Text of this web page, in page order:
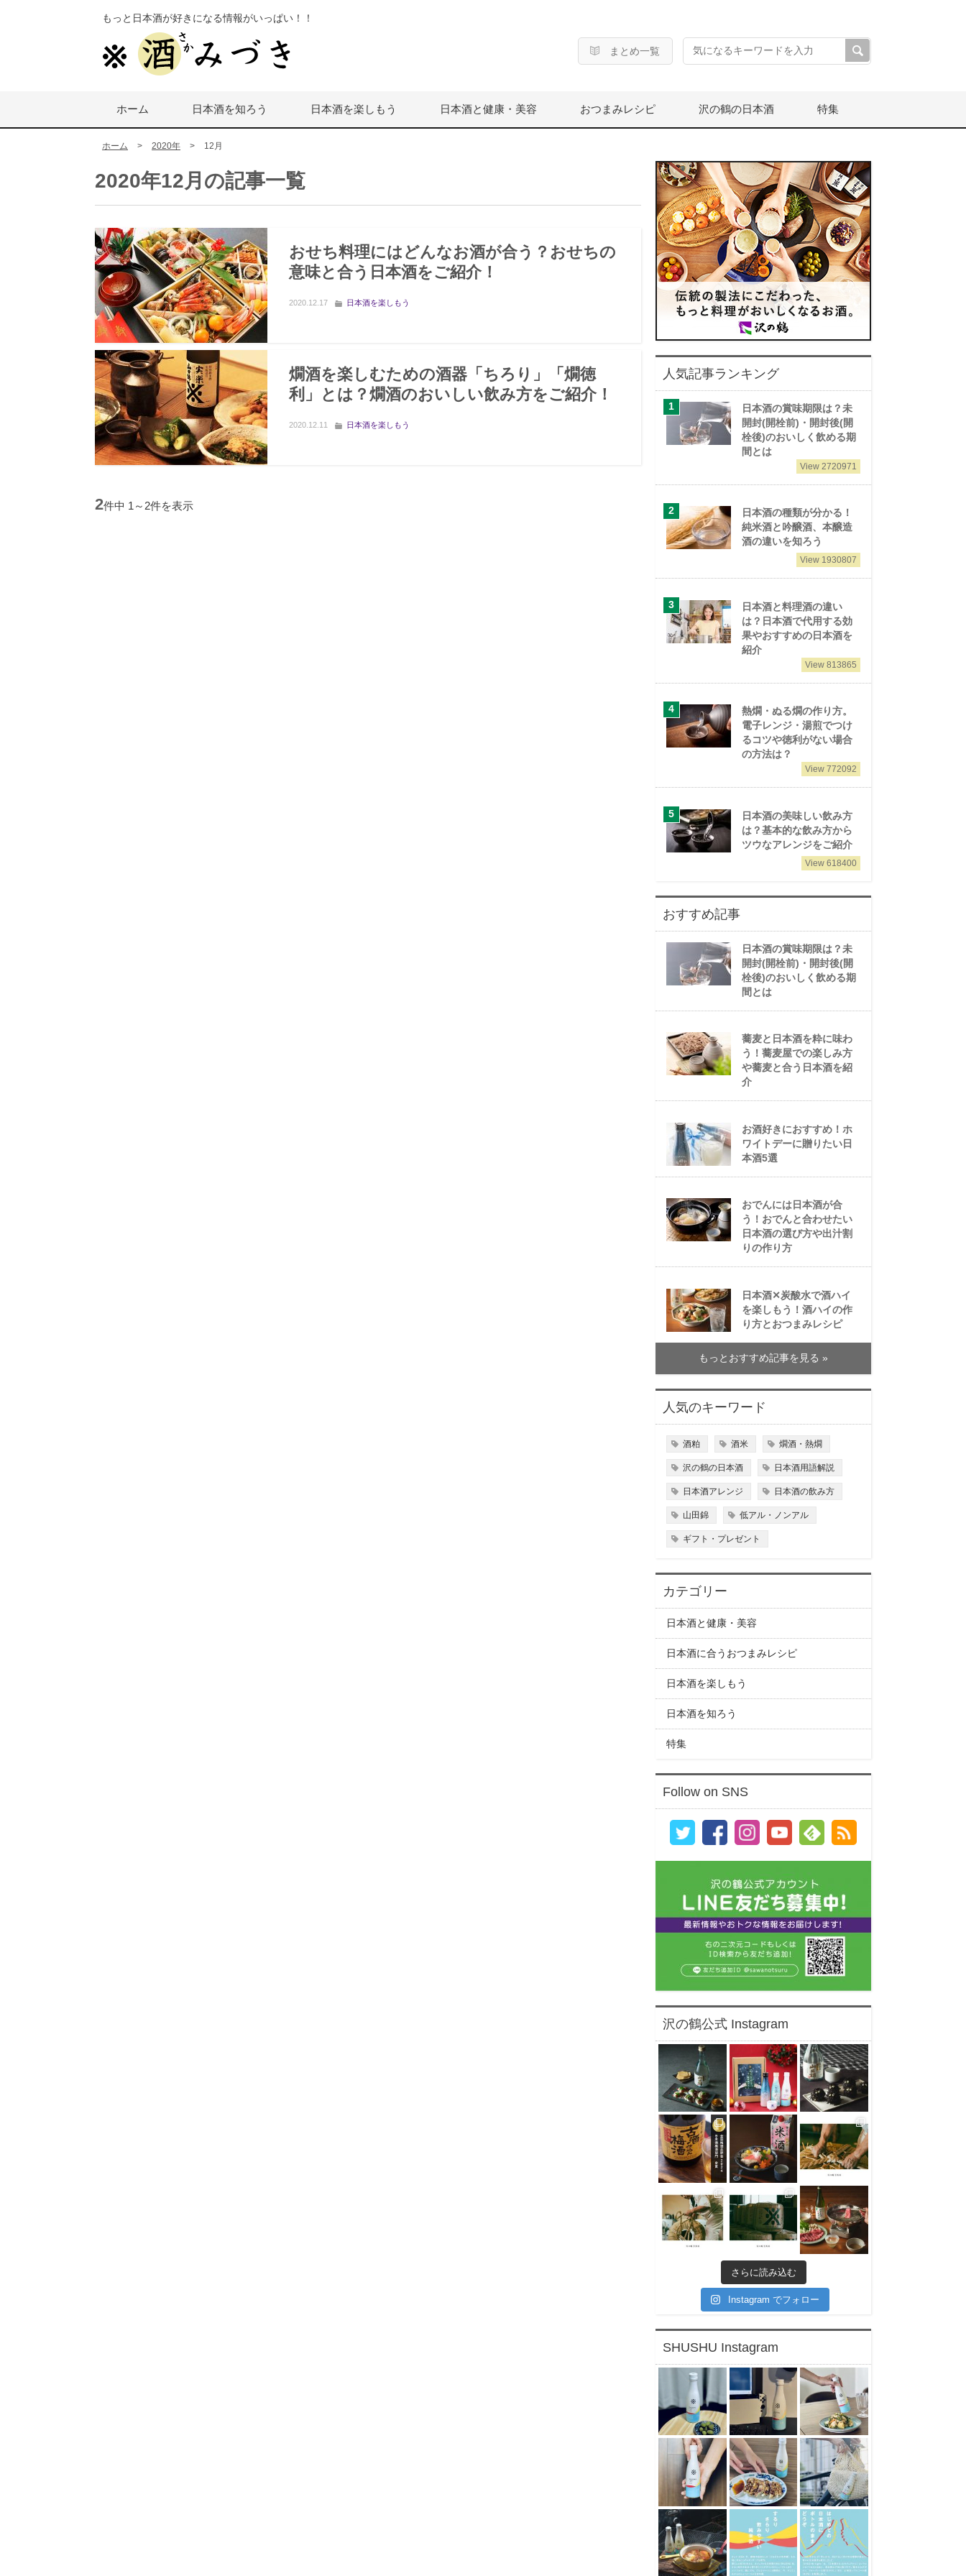
もっと日本酒が好きになる情報がいっぱい！！
まとめ一覧
ホーム 日本酒を知ろう 日本酒を楽しもう 日本酒と健康・美容 おつまみレシピ 沢の鶴の日本酒 特集
ホーム > 2020年 > 12月
2020年12月の記事一覧
おせち料理にはどんなお酒が合う？おせちの
意味と合う日本酒をご紹介！
2020.12.17 日本酒を楽しもう
燗酒を楽しむための酒器「ちろり」「燗徳
利」とは？燗酒のおいしい飲み方をご紹介！
2020.12.11 日本酒を楽しもう
2件中 1～2件を表示
人気記事ランキング
日本酒の賞味期限は？未
開封(開栓前)・開封後(開
栓後)のおいしく飲める期
間とは
View 2720971
日本酒の種類が分かる！
純米酒と吟醸酒、本醸造
酒の違いを知ろう
View 1930807
日本酒と料理酒の違い
は？日本酒で代用する効
果やおすすめの日本酒を
紹介
View 813865
熱燗・ぬる燗の作り方。
電子レンジ・湯煎でつけ
るコツや徳利がない場合
の方法は？
View 772092
日本酒の美味しい飲み方
は？基本的な飲み方から
ツウなアレンジをご紹介
View 618400
おすすめ記事
日本酒の賞味期限は？未
開封(開栓前)・開封後(開
栓後)のおいしく飲める期
間とは
蕎麦と日本酒を粋に味わ
う！蕎麦屋での楽しみ方
や蕎麦と合う日本酒を紹
介
お酒好きにおすすめ！ホ
ワイトデーに贈りたい日
本酒5選
おでんには日本酒が合
う！おでんと合わせたい
日本酒の選び方や出汁割
りの作り方
日本酒✕炭酸水で酒ハイ
を楽しもう！酒ハイの作
り方とおつまみレシピ
もっとおすすめ記事を見る »
人気のキーワード
酒粕 酒米 燗酒・熱燗
沢の鶴の日本酒 日本酒用語解説
日本酒アレンジ 日本酒の飲み方
山田錦 低アル・ノンアル
ギフト・プレゼント
カテゴリー
日本酒と健康・美容
日本酒に合うおつまみレシピ
日本酒を楽しもう
日本酒を知ろう
特集
Follow on SNS
沢の鶴公式 Instagram
さらに読み込む
Instagram でフォロー
SHUSHU Instagram